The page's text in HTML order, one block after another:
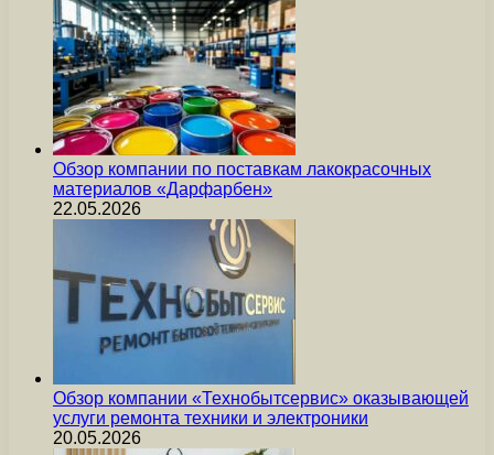
Обзор компании по поставкам лакокрасочных
материалов «Дарфарбен»
22.05.2026
Обзор компании «Технобытсервис» оказывающей
услуги ремонта техники и электроники
20.05.2026